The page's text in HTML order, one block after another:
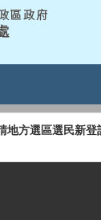
地方選區選民新